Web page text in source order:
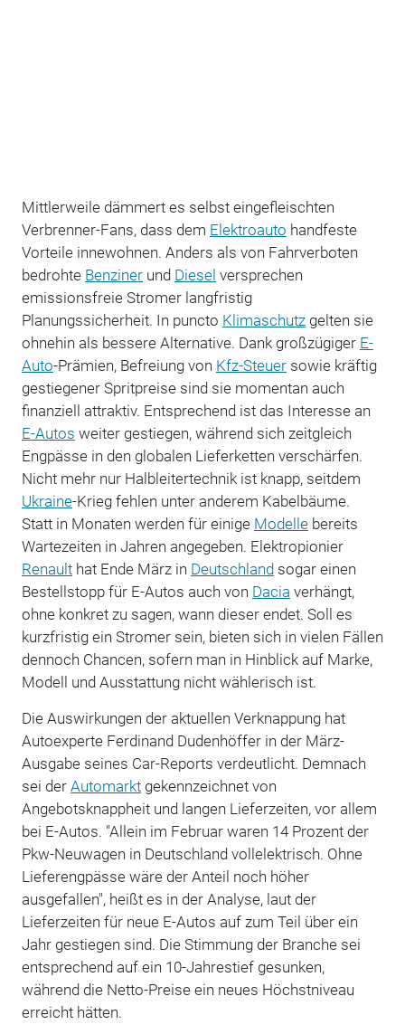
Mittlerweile dämmert es selbst eingefleischten
Verbrenner-Fans, dass dem Elektroauto handfeste
Vorteile innewohnen. Anders als von Fahrverboten
bedrohte Benzinerund Diesel versprechen
emissionsfreie Stromer langfristig
Planungssicherheit. In puncto Klimaschutzgelten sie
ohnehin als bessere Alternative. Dank großzügiger E-
Auto-Prämien, Befreiung von Kfz-Steuersowie kräftig
gestiegener Spritpreise sind sie momentan auch
finanziell attraktiv. Entsprechend ist das Interesse an
E-Autos weiter gestiegen, während sich zeitgleich
Engpässe in den globalen Lieferketten verschärfen.
Nicht mehr nur Halbleitertechnik ist knapp, seitdem
Ukraine-Krieg fehlen unter anderem Kabelbäume.
Statt in Monaten werden für einige Modellebereits
Wartezeiten in Jahren angegeben. Elektropionier
Renaulthat Ende März in Deutschlandsogar einen
Bestellstopp für E-Autos auch von Dacia verhängt,
ohne konkret zu sagen, wann dieser endet. Soll es
kurzfristig ein Stromer sein, bieten sich in vielen Fällen
dennoch Chancen, sofern man in Hinblick auf Marke,
Modell und Ausstattung nicht wählerisch ist.
Die Auswirkungen der aktuellen Verknappung hat
Autoexperte Ferdinand Dudenhöffer in der März-
Ausgabe seines Car-Reports verdeutlicht. Demnach
sei der Automarktgekennzeichnet von
Angebotsknappheit und langen Lieferzeiten, vor allem
bei E-Autos. "Allein im Februar waren 14 Prozent der
Pkw-Neuwagen in Deutschland vollelektrisch. Ohne
Lieferengpässe wäre der Anteil noch höher
ausgefallen", heißt es in der Analyse, laut der
Lieferzeiten für neue E-Autos auf zum Teil über ein
Jahr gestiegen sind. Die Stimmung der Branche sei
entsprechend auf ein 10-Jahrestief gesunken,
während die Netto-Preise ein neues Höchstniveau
erreicht hätten.